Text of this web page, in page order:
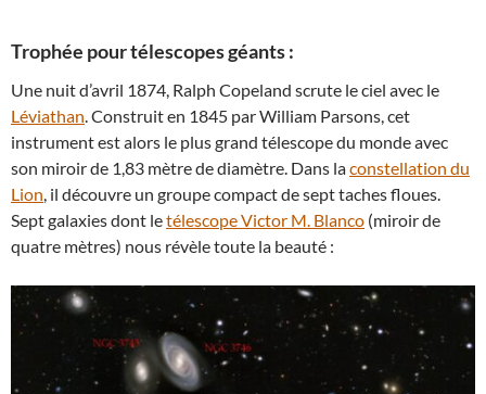
Trophée pour télescopes géants :
Une nuit d’avril 1874, Ralph Copeland scrute le ciel avec le
Léviathan. Construit en 1845 par William Parsons, cet
instrument est alors le plus grand télescope du monde avec
son miroir de 1,83 mètre de diamètre. Dans laconstellation du
Lion, il découvre un groupe compact de sept taches floues.
Sept galaxies dont letélescope Victor M. Blanco (miroir de
quatre mètres) nous révèle toute la beauté :